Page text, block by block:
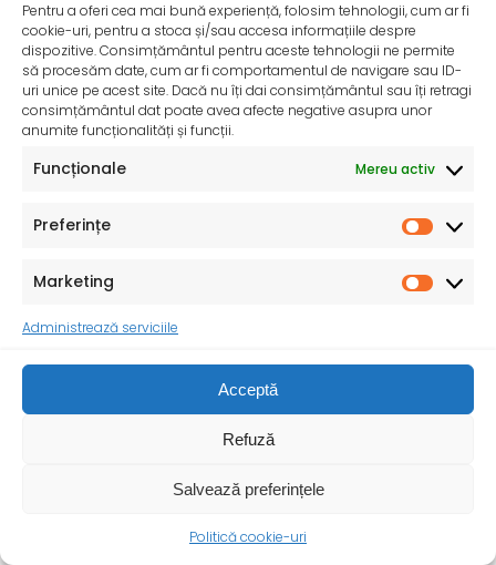
Pentru a oferi cea mai bună experiență, folosim tehnologii, cum ar fi
cookie-uri, pentru a stoca și/sau accesa informațiile despre
dispozitive. Consimțământul pentru aceste tehnologii ne permite
să procesăm date, cum ar fi comportamentul de navigare sau ID-
uri unice pe acest site. Dacă nu îți dai consimțământul sau îți retragi
consimțământul dat poate avea afecte negative asupra unor
anumite funcționalități și funcții.
Funcționale Mereu activ
Preferințe
Marketing
Administrează serviciile
Acceptă
Refuză
Salvează preferințele
Politică cookie-uri
De peste 35 de ani, Organizația Salvați Copiii